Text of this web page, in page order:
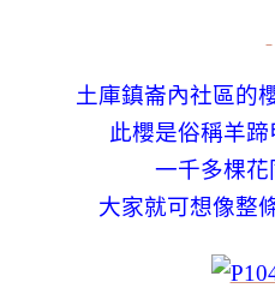
土庫鎮崙內社區的
此櫻是俗稱羊蹄
一千多棵花
大家就可想像整